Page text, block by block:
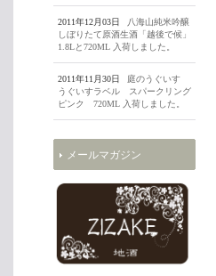
2011年12月03日
八海山純米吟醸
しぼりたて原酒生酒「越後で候」
1.8Lと720ML 入荷しました。
2011年11月30日
庭のうぐいす
うぐいすラベル スパークリング
ピンク 720ML 入荷しました。
メールマガジン